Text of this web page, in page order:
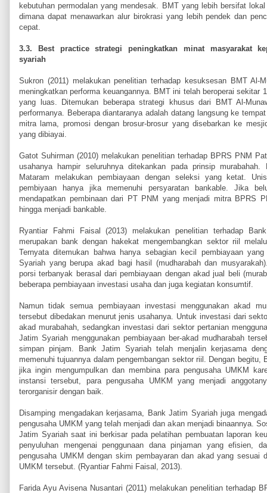
kebutuhan permodalan yang mendesak. BMT yang lebih bersifat
dimana dapat menawarkan alur birokrasi yang lebih pendek dan
cepat.
3.3. Best practice strategi peningkatkan minat masyarakat
syariah
Sukron (2011) melakukan penelitian terhadap kesuksesan BMT Al-
meningkatkan performa keuangannya. BMT ini telah beroperai sekitar
yang luas. Ditemukan beberapa strategi khusus dari BMT Al-
performanya. Beberapa diantaranya adalah datang langsung ke
mitra lama, promosi dengan brosur-brosur yang disebarkan ke
yang dibiayai.
Gatot Suhirman (2010) melakukan penelitian terhadap BPRS PNM
usahanya hampir seluruhnya ditekankan pada prinsip
Mataram melakukan pembiayaan dengan seleksi yang ketat.
pembiyaan hanya jika memenuhi persyaratan bankable. Jika
mendapatkan pembinaan dari PT PNM yang menjadi mitra BPRS
hingga menjadi bankable.
Ryantiar Fahmi Faisal (2013) melakukan penelitian terhadap
merupakan bank dengan hakekat mengembangkan sektor riil
Ternyata ditemukan bahwa hanya sebagian kecil pembiayaan
Syariah yang berupa akad bagi hasil (mudharabah dan
porsi terbanyak berasal dari pembiayaan dengan akad jual beli
beberapa pembiayaan investasi usaha dan juga kegiatan konsumtif.
Namun tidak semua pembiayaan investasi menggunakan akad
tersebut dibedakan menurut jenis usahanya. Untuk investasi dari
akad murabahah, sedangkan investasi dari sektor pertanian
Jatim Syariah menggunakan pembiayaan ber-akad mudharabah
simpan pinjam. Bank Jatim Syariah telah menjalin kerjasama
memenuhi tujuannya dalam pengembangan sektor riil. Dengan
jika ingin mengumpulkan dan membina para pengusaha UMKM
instansi tersebut, para pengusaha UMKM yang menjadi
terorganisir dengan baik.
Disamping mengadakan kerjasama, Bank Jatim Syariah juga
pengusaha UMKM yang telah menjadi dan akan menjadi binaannya.
Jatim Syariah saat ini berkisar pada pelatihan pembuatan laporan
penyuluhan mengenai penggunaan dana pinjaman yang efisien,
pengusaha UMKM dengan skim pembayaran dan akad yang sesuai
UMKM tersebut. (Ryantiar Fahmi Faisal, 2013).
Farida Ayu Avisena Nusantari (2011) melakukan penelitian terhadap